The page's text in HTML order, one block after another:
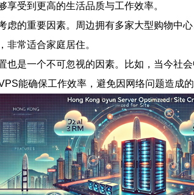
受到更高的生活品质与工作效率。
的重要因素。周边拥有多家大型购物中
常适合家庭居住。
是一个不可忽视的因素。比如，当今社
能确保工作效率，避免因网络问题造成的